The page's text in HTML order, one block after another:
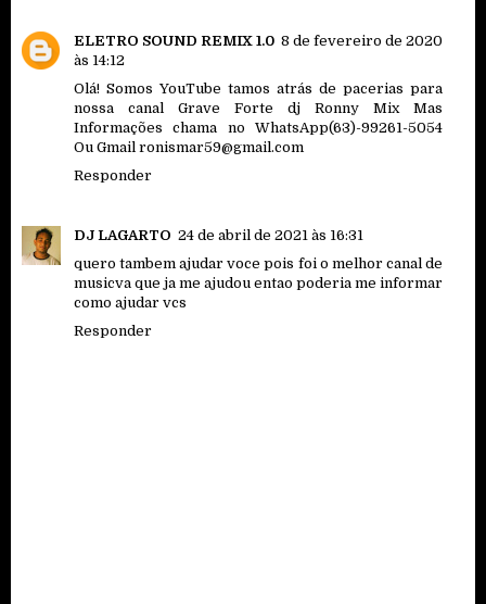
ELETRO SOUND REMIX 1.0 8 de fevereiro de 2020
às 14:12
Olá! Somos YouTube tamos atrás de pacerias para
nossa canal Grave Forte dj Ronny Mix Mas
Informações chama no WhatsApp(63)-99261-5054
Ou Gmail ronismar59@gmail.com
Responder
DJ LAGARTO 24 de abril de 2021 às 16:31
quero tambem ajudar voce pois foi o melhor canal de
musicva que ja me ajudou entao poderia me informar
como ajudar vcs
Responder